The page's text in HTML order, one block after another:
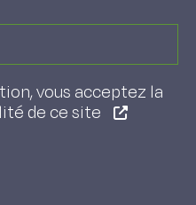
vous acceptez la
de ce site